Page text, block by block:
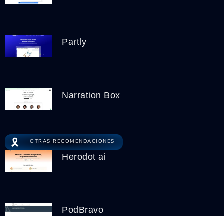
Partly
Narration Box
🎗️ OTRAS RECOMENDACIONES
Herodot ai
PodBravo